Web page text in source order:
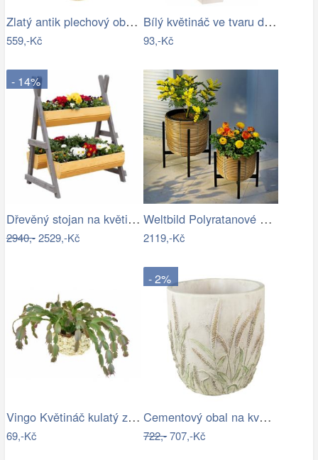
Zlatý antik plechový obal na květináč…
559,-Kč
Bílý květináč ve tvaru dárkové tašky -…
93,-Kč
- 14%
Dřevěný stojan na květiny, přírodní /…
2940,-2529,-Kč
Weltbild Polyratanové květináče v…
2119,-Kč
Vingo Květináč kulatý z kukuřičného…
69,-Kč
- 2%
Cementový obal na květináč s jitrocelem…
722,-707,-Kč